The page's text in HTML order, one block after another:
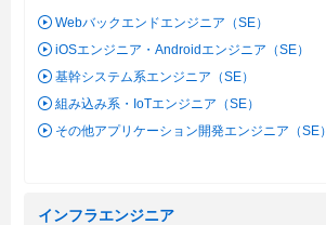
Webバックエンドエンジニア（SE）
iOSエンジニア・Androidエンジニア（SE）
基幹システム系エンジニア（SE）
組み込み系・IoTエンジニア（SE）
その他アプリケーション開発エンジニア（SE）
インフラエンジニア